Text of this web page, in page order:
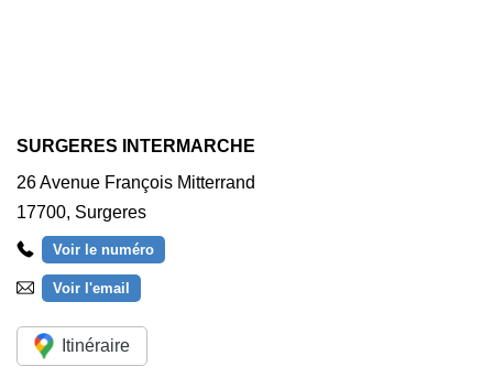
SURGERES INTERMARCHE
26 Avenue François Mitterrand
17700, Surgeres
Voir le numéro
Voir l'email
Itinéraire